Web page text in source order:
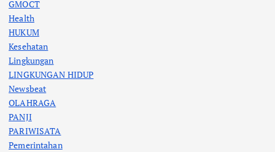
GMOCT
Health
HUKUM
Kesehatan
Lingkungan
LINGKUNGAN HIDUP
Newsbeat
OLAHRAGA
PANJI
PARIWISATA
Pemerintahan